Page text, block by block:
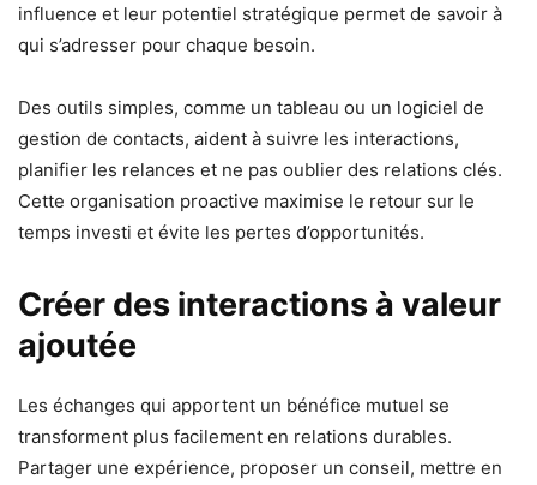
influence et leur potentiel stratégique permet de savoir à
qui s’adresser pour chaque besoin.
Des outils simples, comme un tableau ou un logiciel de
gestion de contacts, aident à suivre les interactions,
planifier les relances et ne pas oublier des relations clés.
Cette organisation proactive maximise le retour sur le
temps investi et évite les pertes d’opportunités.
Créer des interactions à valeur
ajoutée
Les échanges qui apportent un bénéfice mutuel se
transforment plus facilement en relations durables.
Partager une expérience, proposer un conseil, mettre en